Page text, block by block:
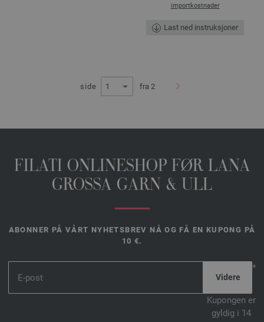
importkostnader
Last ned instruksjoner
side fra 2
FILATI ONLINESHOP FØR LANA
GROSSA GARN & ULL
ABONNER PÅ VÅRT NYHETSBREV NÅ OG FÅ EN KUPONG PÅ
10 €.
*
Kupongen er
gyldig i 14